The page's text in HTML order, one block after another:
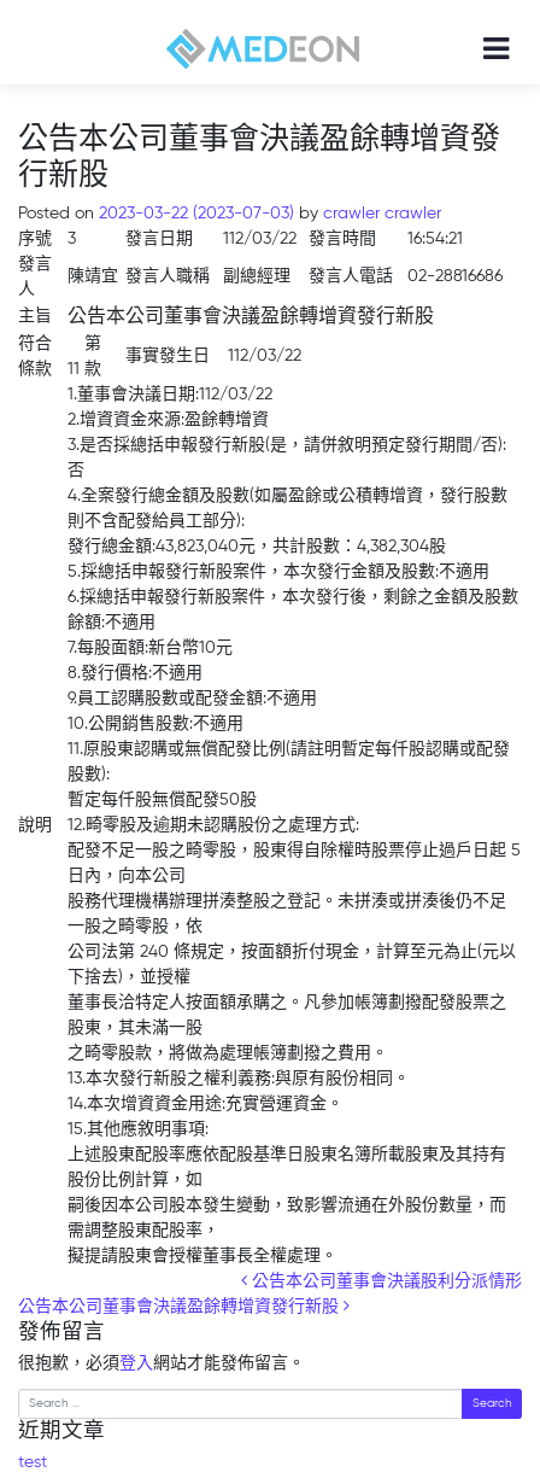
公告本公司董事會決議盈餘轉增資發
行新股
Posted on 2023-03-22 (2023-07-03) by crawler crawler
序號
3 發言日期 112/03/22 發言時間
16:54:21
發言
人
陳靖宜 發言人職稱 副總經理 發言人電話 02-28816686
主旨 公告本公司董事會決議盈餘轉增資發行新股
符合
條款
第
11 款
事實發生日 112/03/22
說明
1.董事會決議日期:112/03/22
2.增資資金來源:盈餘轉增資
3.是否採總括申報發行新股(是，請併敘明預定發行期間/否):
否
4.全案發行總金額及股數(如屬盈餘或公積轉增資，發行股數
則不含配發給員工部分):
發行總金額:43,823,040元，共計股數：4,382,304股
5.採總括申報發行新股案件，本次發行金額及股數:不適用
6.採總括申報發行新股案件，本次發行後，剩餘之金額及股數
餘額:不適用
7.每股面額:新台幣10元
8.發行價格:不適用
9.員工認購股數或配發金額:不適用
10.公開銷售股數:不適用
11.原股東認購或無償配發比例(請註明暫定每仟股認購或配發
股數):
暫定每仟股無償配發50股
12.畸零股及逾期未認購股份之處理方式:
配發不足一股之畸零股，股東得自除權時股票停止過戶日起 5
日內，向本公司
股務代理機構辦理拼湊整股之登記。未拼湊或拼湊後仍不足
一股之畸零股，依
公司法第 240 條規定，按面額折付現金，計算至元為止(元以
下捨去)，並授權
董事長洽特定人按面額承購之。凡參加帳簿劃撥配發股票之
股東，其未滿一股
之畸零股款，將做為處理帳簿劃撥之費用。
13.本次發行新股之權利義務:與原有股份相同。
14.本次增資資金用途:充實營運資金。
15.其他應敘明事項:
上述股東配股率應依配股基準日股東名簿所載股東及其持有
股份比例計算，如
嗣後因本公司股本發生變動，致影響流通在外股份數量，而
需調整股東配股率，
擬提請股東會授權董事長全權處理。
公告本公司董事會決議股利分派情形
公告本公司董事會決議盈餘轉增資發行新股
發佈留言
很抱歉，必須登入網站才能發佈留言。
Search
近期文章
test